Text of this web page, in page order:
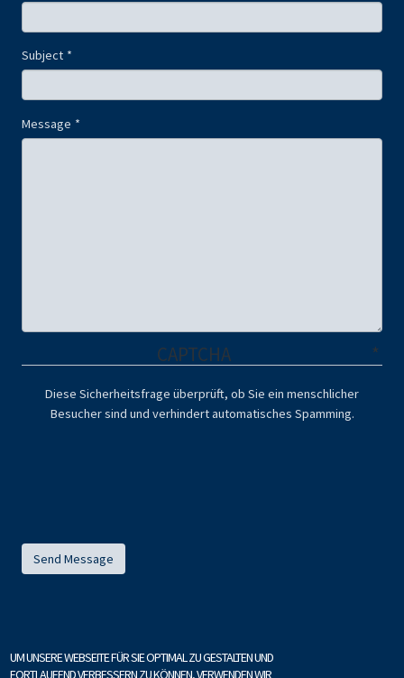
Subject
Message
CAPTCHA
Diese Sicherheitsfrage überprüft, ob Sie ein menschlicher
Besucher sind und verhindert automatisches Spamming.
UM UNSERE WEBSEITE FÜR SIE OPTIMAL ZU GESTALTEN UND
FORTLAUFEND VERBESSERN ZU KÖNNEN, VERWENDEN WIR